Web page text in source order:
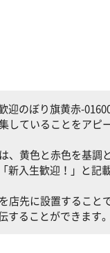
のぼり旗黄赤-
していることをアピ
、黄色と赤色を基調
入生歓迎！」と記
店先に設置すること
ることができます。